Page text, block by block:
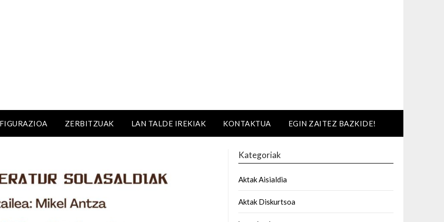
ZERBITZUAK LAN TALDE IREKIAK KONTAKTUA EGIN ZAITEZ BAZKIDE!
Kategoriak
Aktak Aisialdia
Aktak Diskurtsoa